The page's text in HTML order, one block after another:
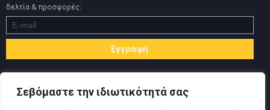
Σεβόμαστε την ιδιωτικότητά σας
δελτία & προσφορές: